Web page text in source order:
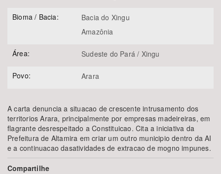
Bioma / Bacia:
Bacia do Xingu
Amazônia
Área: Sudeste do Pará / Xingu
Povo: Arara
A carta denuncia a situacao de crescente intrusamento dos
territorios Arara, principalmente por empresas madeireiras, em
flagrante desrespeitado a Constituicao. Cita a iniciativa da
Prefeitura de Altamira em criar um outro municipio dentro da AI
e a continuacao dasatividades de extracao de mogno impunes.
Compartilhe